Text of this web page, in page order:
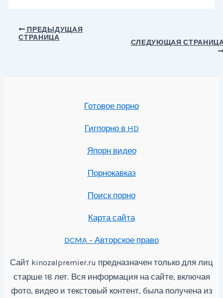
Навигация
ПРЕДЫДУЩАЯ
СТРАНИЦА
СЛЕДУЮЩАЯ
Готовое порно
Гигпорно в HD
Япорн видео
Порнокавказ
Поиск порно
Карта сайта
DCMA - Авторское право
Сайт kinozalpremier.ru предназначен только для лиц
старше 18 лет. Вся информация на сайте, включая
фото, видео и текстовый контент, была получена из